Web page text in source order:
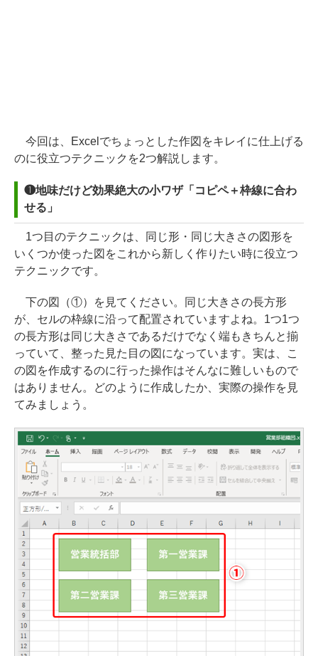
今回は、Excelでちょっとした作図をキレイに仕上げる
のに役立つテクニックを2つ解説します。
❶地味だけど効果絶大の小ワザ「コピペ＋枠線に合わ
せる」
1つ目のテクニックは、同じ形・同じ大きさの図形を
いくつか使った図をこれから新しく作りたい時に役立つ
テクニックです。
下の図（①）を見てください。同じ大きさの長方形
が、セルの枠線に沿って配置されていますよね。1つ1つ
の長方形は同じ大きさであるだけでなく端もきちんと揃
っていて、整った見た目の図になっています。実は、こ
の図を作成するのに行った操作はそんなに難しいもので
はありません。どのように作成したか、実際の操作を見
てみましょう。